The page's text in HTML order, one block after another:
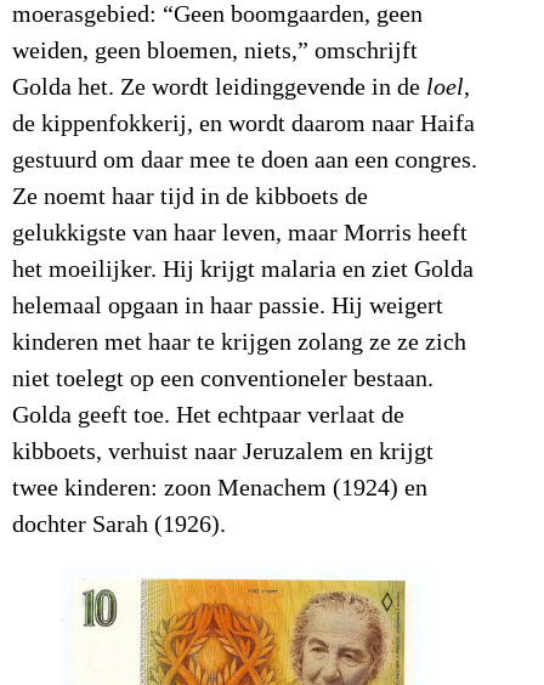
moerasgebied: “Geen boomgaarden, geen
weiden, geen bloemen, niets,” omschrijft
Golda het. Ze wordt leidinggevende in de loel,
de kippenfokkerij, en wordt daarom naar Haifa
gestuurd om daar mee te doen aan een congres.
Ze noemt haar tijd in de kibboets de
gelukkigste van haar leven, maar Morris heeft
het moeilijker. Hij krijgt malaria en ziet Golda
helemaal opgaan in haar passie. Hij weigert
kinderen met haar te krijgen zolang ze ze zich
niet toelegt op een conventioneler bestaan.
Golda geeft toe. Het echtpaar verlaat de
kibboets, verhuist naar Jeruzalem en krijgt
twee kinderen: zoon Menachem (1924) en
dochter Sarah (1926).